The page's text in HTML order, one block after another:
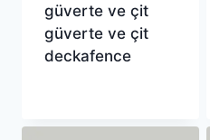
güverte ve çit
güverte ve çit
deckafence